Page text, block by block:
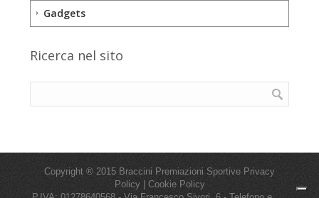
Gadgets
Ricerca nel sito
Copyright ® 2015 Braccini Premiazioni Sportive Privacy
Policy| Cookie Policy